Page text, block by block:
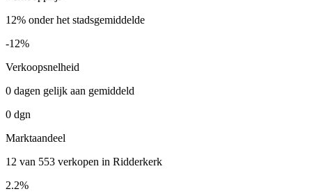
12% onder het stadsgemiddelde
-12%
Verkoopsnelheid
0 dagen gelijk aan gemiddeld
0 dgn
Marktaandeel
12 van 553 verkopen in Ridderkerk
2.2%